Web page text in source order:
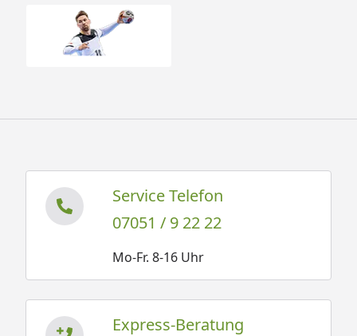
Service Telefon
07051 / 9 22 22
Mo-Fr. 8-16 Uhr
Express-Beratung